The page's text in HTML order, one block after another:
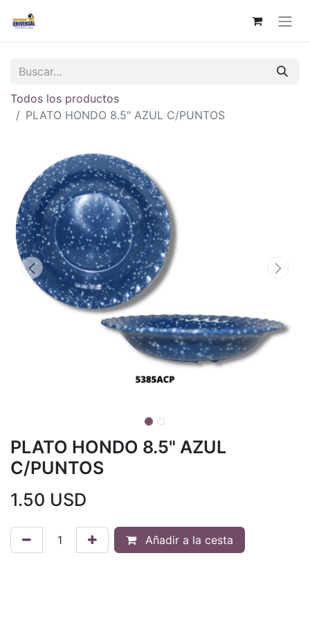
Todos los productos
PLATO HONDO 8.5" AZUL C/PUNTOS
PLATO HONDO 8.5" AZUL
C/PUNTOS
1.50 USD
Añadir a la cesta